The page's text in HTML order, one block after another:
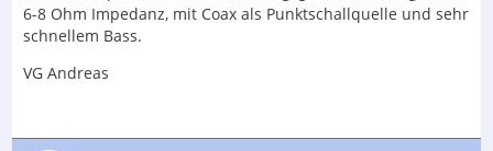
6-8 Ohm Impedanz, mit Coax als Punktschallquelle und sehr
schnellem Bass.
VG Andreas